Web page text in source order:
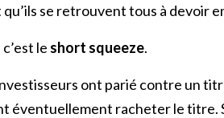
se retrouvent tous à devoir
le short squeeze.
ont parié contre un
éventuellement racheter le titre.